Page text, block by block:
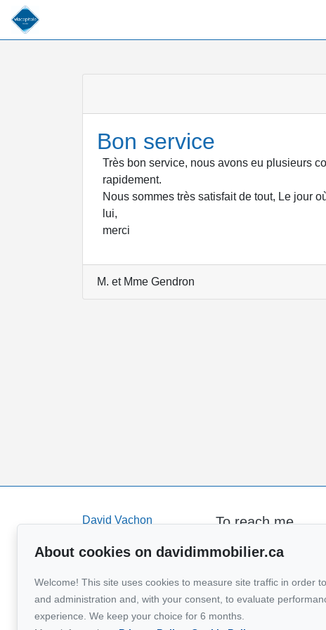
Bon service
Très bon service, nous avons eu plusieurs
rapidement.
Nous sommes très satisfait de tout, Le jour
lui,
merci
M. et Mme Gendron
David Vachon
For Sale
About
Sell
Buy
To reach me
819 582-1468
Send me an
About cookies on davidimmobilier.ca
Welcome! This site uses cookies to measure site traffic in order
and administration and, with your consent, to evaluate
experience. We keep your choice for 6 months.